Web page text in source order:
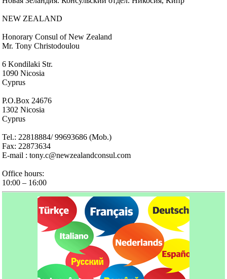
NEW ZEALAND
Honorary Consul of New Zealand
Mr. Tony Christodoulou
6 Kondilaki Str.
1090 Nicosia
Cyprus
P.O.Box 24676
1302 Nicosia
Cyprus
Tel.: 22818884/ 99693686 (Mob.)
Fax: 22873634
E-mail : tony.c@newzealandconsul.com
Office hours:
10:00 – 16:00